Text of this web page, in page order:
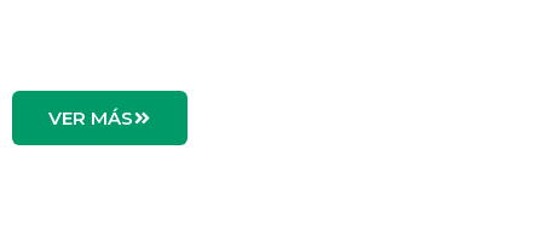
VER MÁS